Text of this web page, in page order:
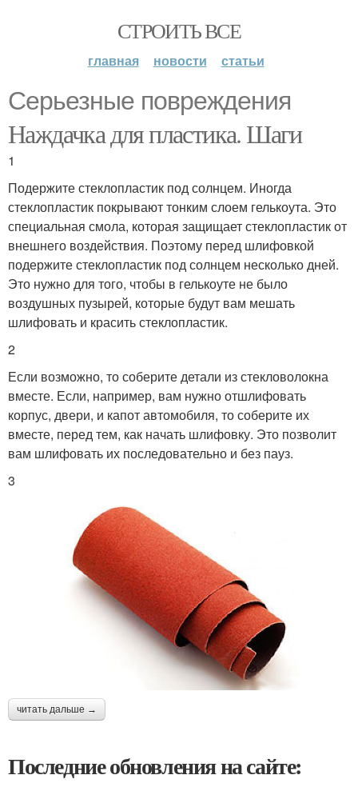
СТРОИТЬ ВСЕ
главная новости статьи
Серьезные повреждения
Наждачка для пластика. Шаги
1
Подержите стеклопластик под солнцем. Иногда
стеклопластик покрывают тонким слоем гелькоута. Это
специальная смола, которая защищает стеклопластик от
внешнего воздействия. Поэтому перед шлифовкой
подержите стеклопластик под солнцем несколько дней.
Это нужно для того, чтобы в гелькоуте не было
воздушных пузырей, которые будут вам мешать
шлифовать и красить стеклопластик.
2
Если возможно, то соберите детали из стекловолокна
вместе. Если, например, вам нужно отшлифовать
корпус, двери, и капот автомобиля, то соберите их
вместе, перед тем, как начать шлифовку. Это позволит
вам шлифовать их последовательно и без пауз.
3
читать дальше →
Последние обновления на сайте: